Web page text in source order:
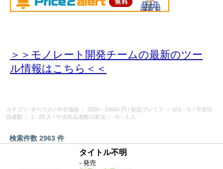
＞＞モノレート開発チームの最新のツー
ル情報はこちら＜＜
カテゴリ: すべての / 中古価格 ： 5000 - 10000 円 / 新品プレミア ： 101 - ％ / 中古出
品者数
： 1 - 25 人 / 中古出品者数の変化 ： -5 - -1 人
検索件数 2963 件
タイトル不明
- 発売